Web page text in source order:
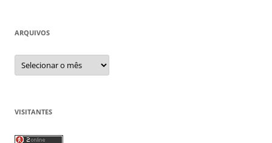
ARQUIVOS
Arquivos
VISITANTES